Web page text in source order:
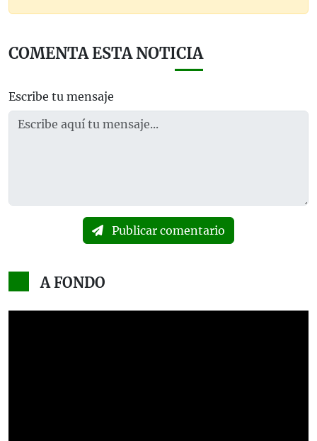
COMENTA ESTA NOTICIA
Escribe tu mensaje
Publicar comentario
A FONDO